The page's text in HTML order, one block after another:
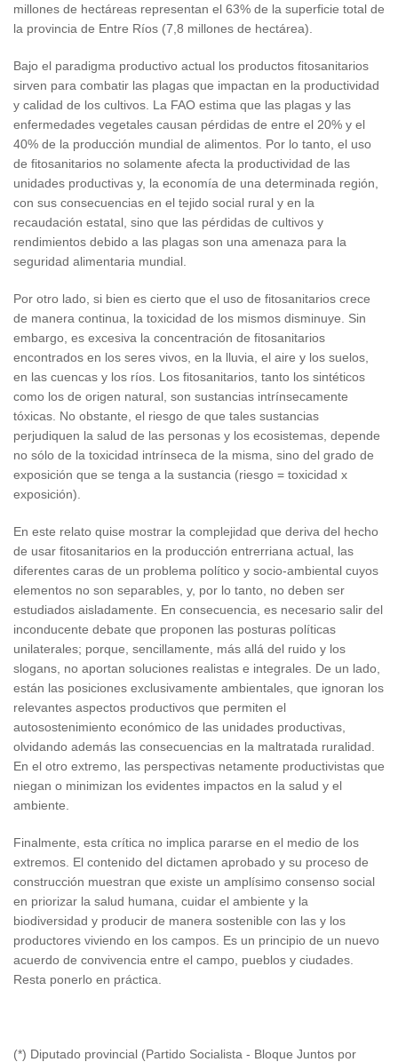
millones de hectáreas representan el 63% de la superficie total de
la provincia de Entre Ríos (7,8 millones de hectárea).
Bajo el paradigma productivo actual los productos fitosanitarios
sirven para combatir las plagas que impactan en la productividad
y calidad de los cultivos. La FAO estima que las plagas y las
enfermedades vegetales causan pérdidas de entre el 20% y el
40% de la producción mundial de alimentos. Por lo tanto, el uso
de fitosanitarios no solamente afecta la productividad de las
unidades productivas y, la economía de una determinada región,
con sus consecuencias en el tejido social rural y en la
recaudación estatal, sino que las pérdidas de cultivos y
rendimientos debido a las plagas son una amenaza para la
seguridad alimentaria mundial.
Por otro lado, si bien es cierto que el uso de fitosanitarios crece
de manera continua, la toxicidad de los mismos disminuye. Sin
embargo, es excesiva la concentración de fitosanitarios
encontrados en los seres vivos, en la lluvia, el aire y los suelos,
en las cuencas y los ríos. Los fitosanitarios, tanto los sintéticos
como los de origen natural, son sustancias intrínsecamente
tóxicas. No obstante, el riesgo de que tales sustancias
perjudiquen la salud de las personas y los ecosistemas, depende
no sólo de la toxicidad intrínseca de la misma, sino del grado de
exposición que se tenga a la sustancia (riesgo = toxicidad x
exposición).
En este relato quise mostrar la complejidad que deriva del hecho
de usar fitosanitarios en la producción entrerriana actual, las
diferentes caras de un problema político y socio-ambiental cuyos
elementos no son separables, y, por lo tanto, no deben ser
estudiados aisladamente. En consecuencia, es necesario salir del
inconducente debate que proponen las posturas políticas
unilaterales; porque, sencillamente, más allá del ruido y los
slogans, no aportan soluciones realistas e integrales. De un lado,
están las posiciones exclusivamente ambientales, que ignoran los
relevantes aspectos productivos que permiten el
autosostenimiento económico de las unidades productivas,
olvidando además las consecuencias en la maltratada ruralidad.
En el otro extremo, las perspectivas netamente productivistas que
niegan o minimizan los evidentes impactos en la salud y el
ambiente.
Finalmente, esta crítica no implica pararse en el medio de los
extremos. El contenido del dictamen aprobado y su proceso de
construcción muestran que existe un amplísimo consenso social
en priorizar la salud humana, cuidar el ambiente y la
biodiversidad y producir de manera sostenible con las y los
productores viviendo en los campos. Es un principio de un nuevo
acuerdo de convivencia entre el campo, pueblos y ciudades.
Resta ponerlo en práctica.
(*) Diputado provincial (Partido Socialista - Bloque Juntos por